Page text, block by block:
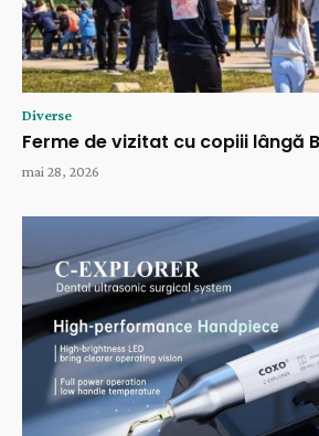
Diverse
Ferme de vizitat cu copiii lângă
mai 28, 2026